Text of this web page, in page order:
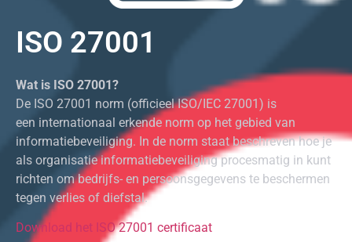
ISO 27001
Wat is ISO 27001?
De ISO 27001 norm (officieel ISO/IEC 27001) is
een internationaal erkende norm op het gebied van
informatiebeveiliging. In de norm staat beschreven hoe je
als organisatie informatiebeveiliging procesmatig in kunt
richten om bedrijfs- en persoonsgegevens te beschermen
tegen verlies of diefstal.
Download het ISO 27001 certificaat